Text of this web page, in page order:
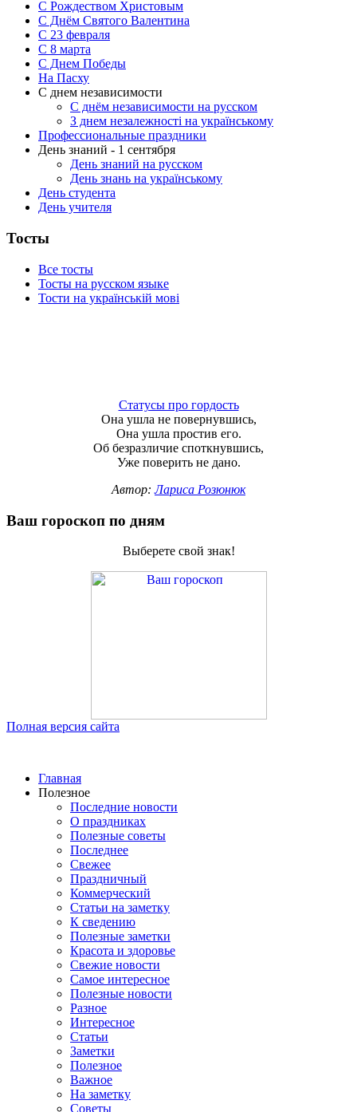
С Рождеством Христовым
С Днём Святого Валентина
С 23 февраля
C 8 марта
С Днем Победы
На Пасху
С днем независимости
С днём независимости на русском
З днем незалежності на українському
Профессиональные праздники
День знаний - 1 сентября
День знаний на русском
День знань на українському
День студента
День учителя
Тосты
Все тосты
Тосты на русском языке
Тости на українській мові
Статусы про гордость
Она ушла не повернувшись,
Она ушла простив его.
Об безразличие споткнувшись,
Уже поверить не дано.
Автор:Лариса Розюнюк
Ваш гороскоп по дням
Выберете свой знак!
Полная версия сайта
Главная
Полезное
Последние новости
О праздниках
Полезные советы
Последнее
Свежее
Праздничный
Коммерческий
Статьи на заметку
К сведению
Полезные заметки
Красота и здоровье
Свежие новости
Самое интересное
Полезные новости
Разное
Интересное
Статьи
Заметки
Полезное
Важное
На заметку
Советы